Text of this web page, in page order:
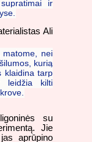
ir
Ali
nei
kurią
klaidina tarp
leidžia kilti
su
Jie
aprūpino